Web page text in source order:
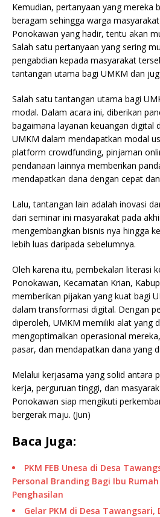
Kemudian, pertanyaan yang mereka
beragam sehingga warga
Ponokawan yang hadir, tentu akan
Salah satu pertanyaan yang sering
pengabdian kepada masyarakat
tantangan utama bagi UMKM dan
Salah satu tantangan utama bagi
modal. Dalam acara ini, diberikan
bagaimana layanan keuangan digital
UMKM dalam mendapatkan modal
platform crowdfunding, pinjaman
pendanaan lainnya memberikan
mendapatkan dana dengan cepat
Lalu, tantangan lain adalah inovasi
dari seminar ini masyarakat pada
mengembangkan bisnis nya hingga
lebih luas daripada sebelumnya.
Oleh karena itu, pembekalan literasi
Ponokawan, Kecamatan Krian,
memberikan pijakan yang kuat bagi
dalam transformasi digital. Dengan
diperoleh, UMKM memiliki alat yang
mengoptimalkan operasional
pasar, dan mendapatkan dana yang
Melalui kerjasama yang solid antara
kerja, perguruan tinggi, dan
Ponokawan siap mengikuti
bergerak maju. (Jun)
Baca Juga:
PKM FEB Unesa di Desa
Personal Branding Bagi Ibu
Penghasilan
Gelar PKM di Desa Tawangsari,